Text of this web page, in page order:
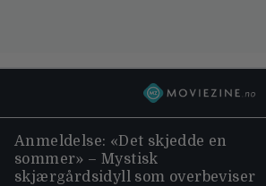
Anmeldelse: «Det skjedde en
sommer» – Mystisk
skjærgårdsidyll som overbeviser